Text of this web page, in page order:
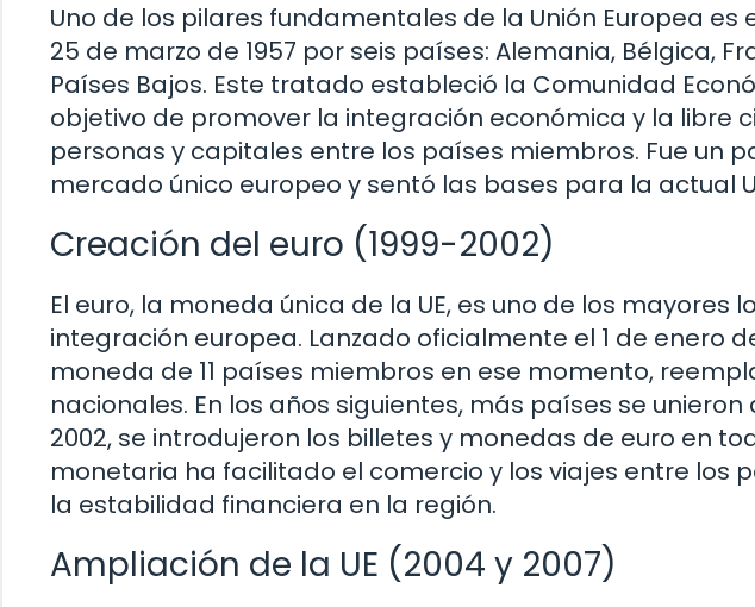
Uno de los pilares fundamentales de la Unión Europea es
25 de marzo de 1957 por seis países: Alemania, Bélgica,
Países Bajos. Este tratado estableció la Comunidad
objetivo de promover la integración económica y la libre
personas y capitales entre los países miembros. Fue un
mercado único europeo y sentó las bases para la actual
Creación del euro (1999-2002)
El euro, la moneda única de la UE, es uno de los mayores
integración europea. Lanzado oficialmente el 1 de enero
moneda de 11 países miembros en ese momento,
nacionales. En los años siguientes, más países se
2002, se introdujeron los billetes y monedas de euro en
monetaria ha facilitado el comercio y los viajes entre los
la estabilidad financiera en la región.
Ampliación de la UE (2004 y 2007)